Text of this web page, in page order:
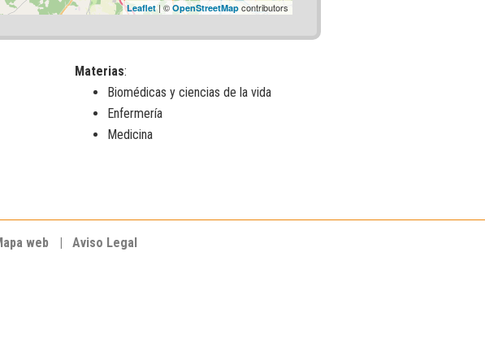
Leaflet | © OpenStreetMap contributors
Materias:
Biomédicas y ciencias de la vida
Enfermería
Medicina
web | Aviso Legal